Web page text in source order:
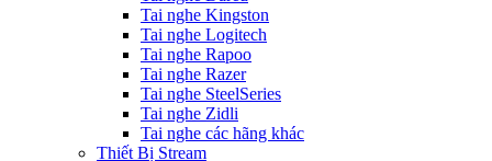
Tai nghe Kingston
Tai nghe Logitech
Tai nghe Rapoo
Tai nghe Razer
Tai nghe SteelSeries
Tai nghe Zidli
Tai nghe các hãng khác
Thiết Bị Stream